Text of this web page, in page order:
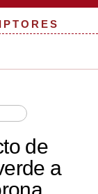
de
a